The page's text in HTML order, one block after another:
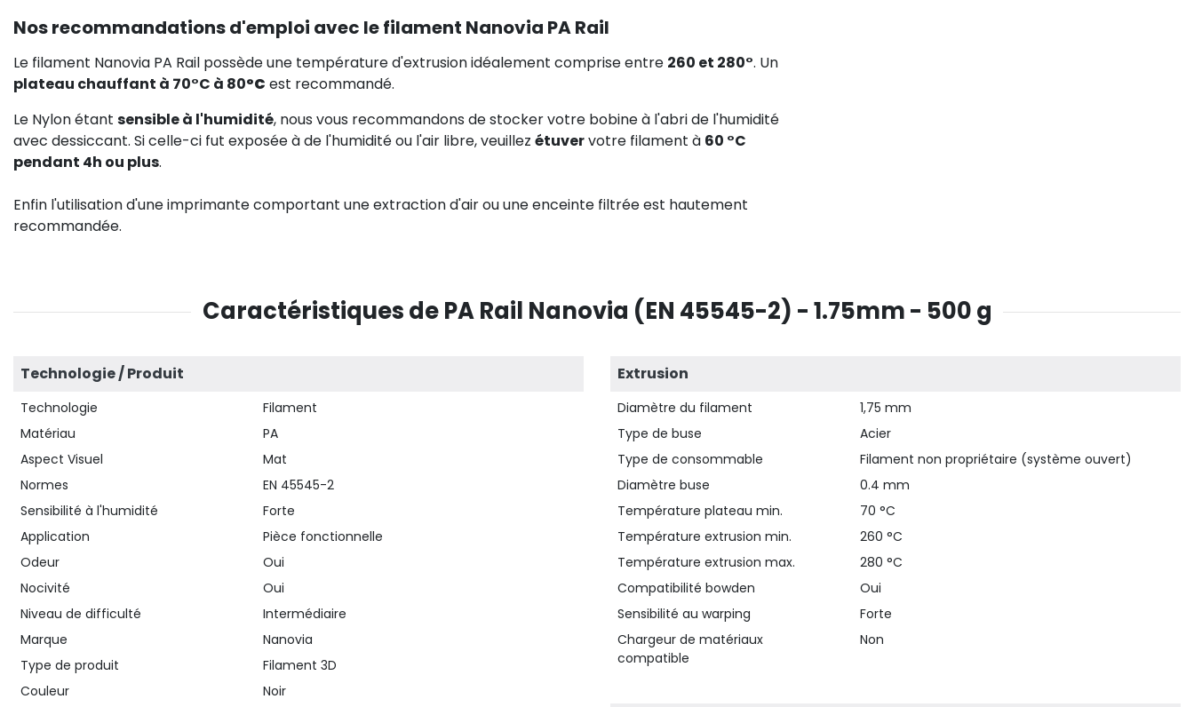
Nos recommandations d'emploi avec le filament Nanovia PA Rail
Le filament Nanovia PA Rail possède une température d'extrusion idéalement comprise entre 260 et 280°. Un
plateau chauffant à 70°C à 80°C est recommandé.
Le Nylon étant sensible à l'humidité, nous vous recommandons de stocker votre bobine à l'abri de l'humidité
avec dessiccant. Si celle-ci fut exposée à de l'humidité ou l'air libre, veuillez étuvervotre filament à 60 °C
pendant 4h ou plus.
Enfin l'utilisation d'une imprimante comportant une extraction d'air ou une enceinte filtrée est hautement
recommandée.
Caractéristiques de PA Rail Nanovia (EN 45545-2) - 1.75mm - 500 g
Technologie / Produit
Technologie
Filament
Matériau
PA
Aspect Visuel
Mat
Normes
EN 45545-2
Sensibilité à l'humidité
Forte
Application
Pièce fonctionnelle
Odeur
Oui
Nocivité
Oui
Niveau de difficulté
Intermédiaire
Marque
Nanovia
Type de produit
Filament 3D
Couleur
Noir
Extrusion
Diamètre du filament
1,75 mm
Type de buse
Acier
Type de consommable
Filament non propriétaire (système ouvert)
Diamètre buse
0.4 mm
Température plateau min.
70 °C
Température extrusion min.
260 °C
Température extrusion max.
280 °C
Compatibilité bowden
Oui
Sensibilité au warping
Forte
Chargeur de matériaux
compatible
Non